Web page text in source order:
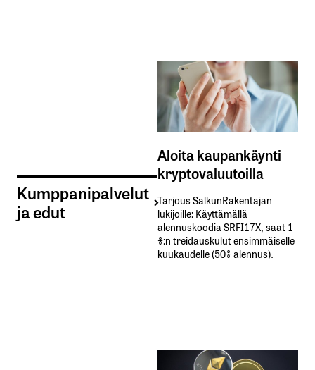
Kumppanipalvelut
ja edut
Aloita kaupankäynti
kryptovaluutoilla
Tarjous SalkunRakentajan
lukijoille: Käyttämällä​ ​
alennuskoodia​ ​SRFI17X,​ ​saat​ ​1
%:n treidauskulut​ ​ensimmäiselle​ ​
kuukaudelle​ ​(50%​ ​alennus).